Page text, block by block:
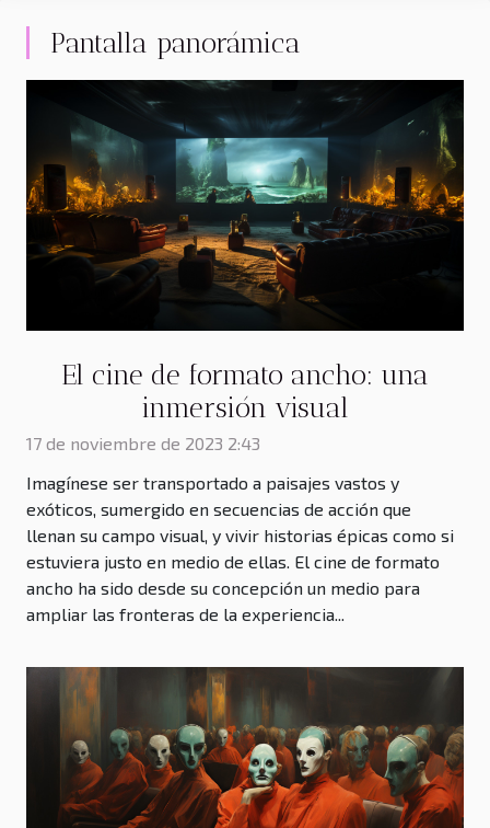
Pantalla panorámica
El cine de formato ancho: una
inmersión visual
17 de noviembre de 2023 2:43
Imagínese ser transportado a paisajes vastos y
exóticos, sumergido en secuencias de acción que
llenan su campo visual, y vivir historias épicas como si
estuviera justo en medio de ellas. El cine de formato
ancho ha sido desde su concepción un medio para
ampliar las fronteras de la experiencia...